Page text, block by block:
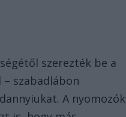
szerezték be a
szabadlábon
A nyomozók